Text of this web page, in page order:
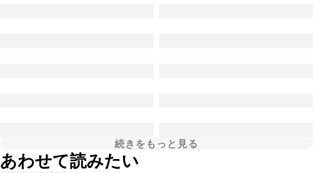
続きをもっと見る
あわせて読みたい